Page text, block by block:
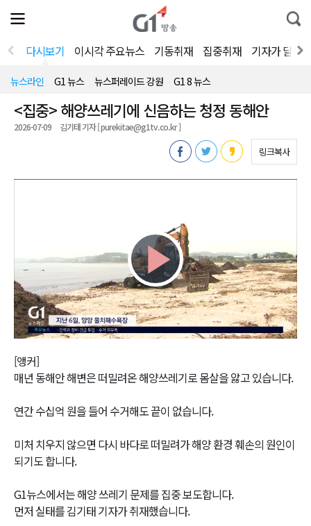
전
체
뉴
열
통
합
색
다시보기 이시각 주요뉴스 기동취재 집중취재 기자가 달려
뉴스라인 G1 뉴스 뉴스퍼레이드 강원 G1 8 뉴스
<집중> 해양쓰레기에 신음하는 청정 동해안
2026-07-09 김기태 기자 [ purekitae@g1tv.co.kr ]
링크복사
Play
Video
[앵커]
매년 동해안 해변은 떠밀려온 해양쓰레기로 몸살을 앓고 있습니다.
연간 수십억 원을 들어 수거해도 끝이 없습니다.
미처 치우지 않으면 다시 바다로 떠밀려가 해양 환경 훼손의 원인이
되기도 합니다.
G1뉴스에서는 해양 쓰레기 문제를 집중 보도합니다.
먼저 실태를 김기태 기자가 취재했습니다.